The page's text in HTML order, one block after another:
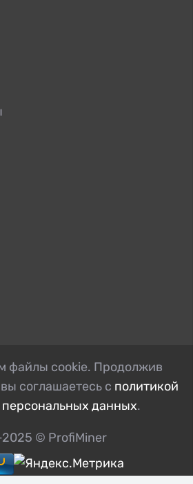
файлы cookie. Продолжив
соглашаетесь с политикой
персональных данных.
2025 © ProfiMiner